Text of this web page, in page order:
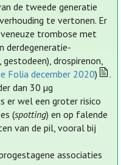
de tweede generatie
te vertonen. Er
trombose met
derdegeneratie-
drospirenon,
Folia december 2020)
.
dan 30 µg
er wel een groter risico
(spotting) en op falende
van de pil, vooral bij
associaties